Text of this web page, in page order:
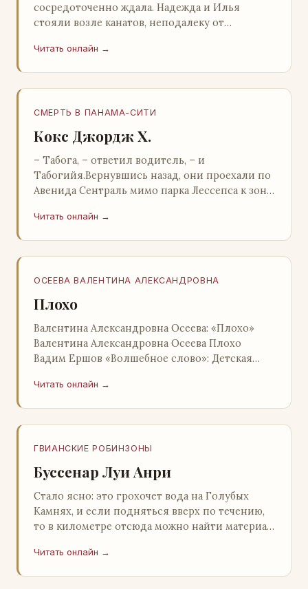
сосредоточенно ждала. Надежда и Илья
стояли возле канатов, неподалеку от
прочей публики, …
Читать онлайн →
СМЕРТЬ В ПАНАМА-СИТИ
Кокс Джордж Х.
– Табога, – ответил водитель, – и
Табогийя.Вернувшись назад, они проехали по
Авенида Сентраль мимо парка Лессепса к зоне
отель…
Читать онлайн →
ОСЕЕВА ВАЛЕНТИНА АЛЕКСАНДРОВНА
Плохо
Валентина Александровна Осеева: «Плохо»
Валентина Александровна Осеева Плохо
Вадим Ершов «Волшебное слово»: Детская
Александровна ОСЕЕВ…
Читать онлайн →
ГВИАНСКИЕ РОБИНЗОНЫ
Буссенар Луи Анри
Стало ясно: это грохочет вода на Голубых
Камнях, и если подняться вверх по течению,
то в километре отсюда можно найти материал
крас…
Читать онлайн →